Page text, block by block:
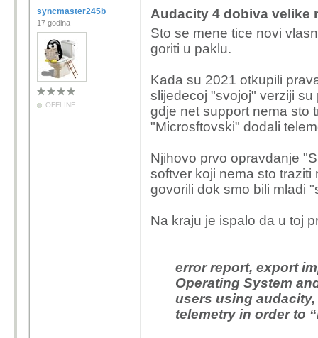
syncmaster245b
17 godina
OFFLINE
Audacity 4 dobiva velike
Sto se mene tice novi
goriti u paklu.
Kada su 2021 otkupili
slijedecoj "svojoj" verziji
gdje net support nema sto
"Microsftovski" dodali
Njihovo prvo opravdanje
softver koji nema sto
govorili dok smo bili mladi
Na kraju je ispalo da u toj
error report, export
Operating System
users using
telemetry in order to